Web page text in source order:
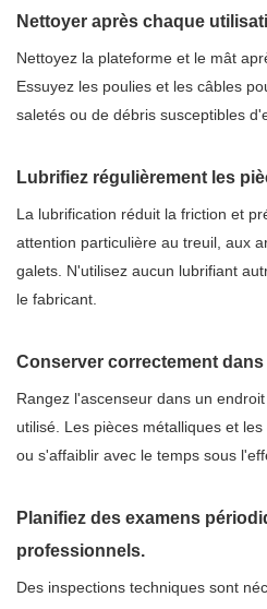
Nettoyer après chaque
Nettoyez la plateforme et le mât
Essuyez les poulies et les câbles
saletés ou de débris susceptibles
Lubrifiez régulièrement les
La lubrification réduit la friction et
attention particulière au treuil, aux
galets. N'utilisez aucun lubrifiant
le fabricant.
Conserver correctement
Rangez l'ascenseur dans un
utilisé. Les pièces métalliques et
ou s'affaiblir avec le temps sous
Planifiez des examens
professionnels.
Des inspections techniques sont